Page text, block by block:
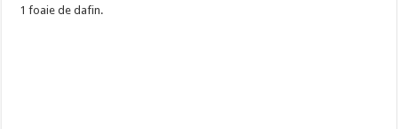
1 foaie de dafin.